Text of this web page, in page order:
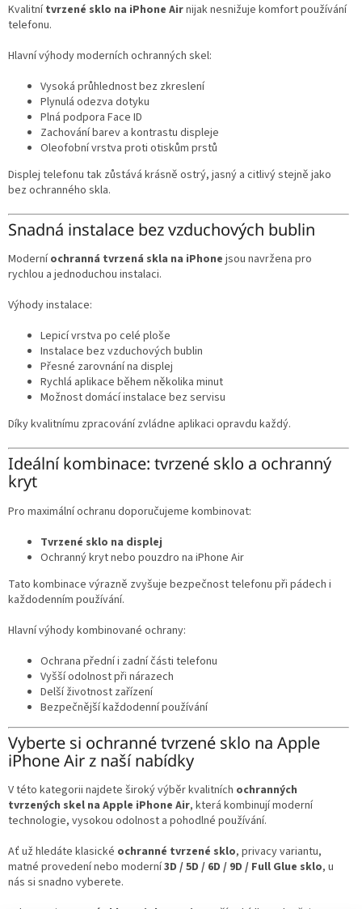
Kvalitnítvrzené sklo na iPhone Airnijak nesnižuje komfort používání
telefonu.
Hlavní výhody moderních ochranných skel:
Vysoká průhlednost bez zkreslení
Plynulá odezva dotyku
Plná podpora Face ID
Zachování barev a kontrastu displeje
Oleofobní vrstva proti otiskům prstů
Displej telefonu tak zůstává krásně ostrý, jasný a citlivý stejně jako
bez ochranného skla.
Snadná instalace bez vzduchových bublin
Moderníochranná tvrzená skla na iPhone jsou navržena pro
rychlou a jednoduchou instalaci.
Výhody instalace:
Lepicí vrstva po celé ploše
Instalace bez vzduchových bublin
Přesné zarovnání na displej
Rychlá aplikace během několika minut
Možnost domácí instalace bez servisu
Díky kvalitnímu zpracování zvládne aplikaci opravdu každý.
Ideální kombinace: tvrzené sklo a ochranný
kryt
Pro maximální ochranu doporučujeme kombinovat:
Tvrzené sklo na displej
Ochranný kryt nebo pouzdro na iPhone Air
Tato kombinace výrazně zvyšuje bezpečnost telefonu při pádech i
každodenním používání.
Hlavní výhody kombinované ochrany:
Ochrana přední i zadní části telefonu
Vyšší odolnost při nárazech
Delší životnost zařízení
Bezpečnější každodenní používání
Vyberte si ochranné tvrzené sklo na Apple
iPhone Air z naší nabídky
V této kategorii najdete široký výběr kvalitních ochranných
tvrzených skel na Apple iPhone Air, která kombinují moderní
technologie, vysokou odolnost a pohodlné používání.
Ať už hledáte klasické ochranné tvrzené sklo, privacy variantu,
matné provedení nebo moderní3D / 5D / 6D / 9D / Full Glue sklo, u
nás si snadno vyberete.